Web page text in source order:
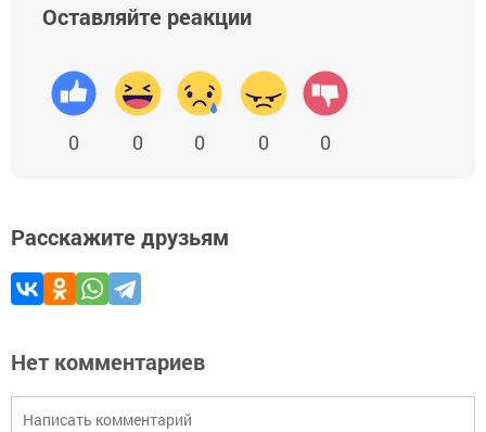
Оставляйте реакции
0 0 0 0 0
Расскажите друзьям
Нет комментариев